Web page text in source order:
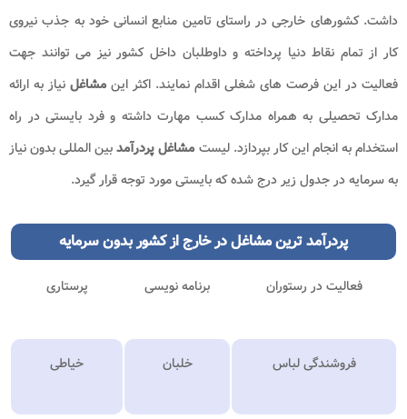
داشت. کشورهای خارجی در راستای تامین منابع انسانی خود به جذب نیروی
کار از تمام نقاط دنیا پرداخته و داوطلبان داخل کشور نیز می توانند جهت
فعالیت در این فرصت های شغلی اقدام نمایند. اکثر این مشاغل نیاز به ارائه
مدارک تحصیلی به همراه مدارک کسب مهارت داشته و فرد بایستی در راه
استخدام به انجام این کار بپردازد. لیست مشاغل پردرآمدبین المللی بدون نیاز
به سرمایه در جدول زیر درج شده که بایستی مورد توجه قرار گیرد.
پردرآمد ترین مشاغل در خارج از کشور بدون سرمایه
فعالیت در رستوران برنامه نویسی پرستاری
فروشندگی لباس خلبان خیاطی